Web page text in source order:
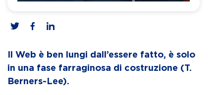
Il Web è ben lungi dall’essere fatto, è solo
in una fase farraginosa di costruzione (T.
Berners-Lee).